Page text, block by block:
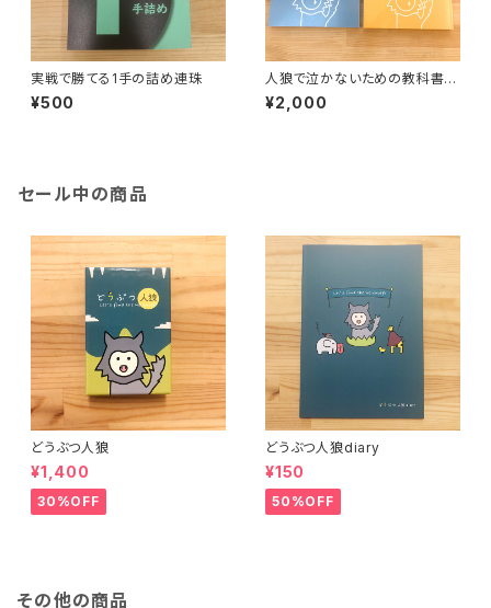
実戦で勝てる1手の詰め連珠
¥500
人狼で泣かないための教科書
（上下巻セット）
¥2,000
セール中の商品
どうぶつ人狼
¥1,400
30%OFF
どうぶつ人狼diary
¥150
50%OFF
その他の商品